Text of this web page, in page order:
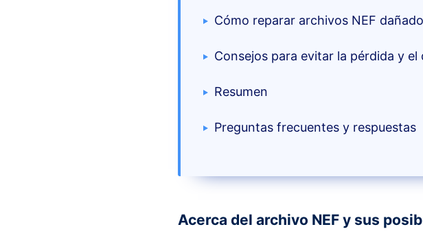
Cómo reparar archivos NEF
Consejos para evitar la pérdida y el
Resumen
Preguntas frecuentes y respuestas
Acerca del archivo NEF y sus